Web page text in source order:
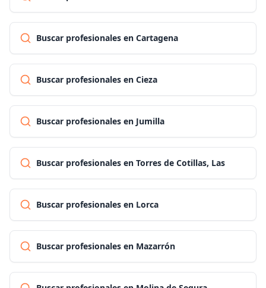
Buscar profesionales en Cartagena
Buscar profesionales en Cieza
Buscar profesionales en Jumilla
Buscar profesionales en Torres de Cotillas, Las
Buscar profesionales en Lorca
Buscar profesionales en Mazarrón